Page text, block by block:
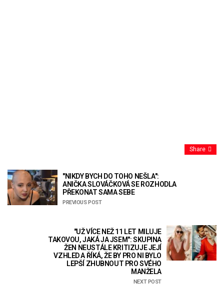
Share
"NIKDY BYCH DO TOHO NEŠLA":
ANIČKA SLOVÁČKOVÁ SE ROZHODLA
PŘEKONAT SAMA SEBE
PREVIOUS POST
"UŽ VÍCE NEŽ 11 LET MILUJE
TAKOVOU, JAKÁ JA JSEM": SKUPINA
ŽEN NEUSTÁLE KRITIZUJE JEJÍ
VZHLED A ŘÍKÁ, ŽE BY PRO NI BYLO
LEPŠÍ ZHUBNOUT PRO SVÉHO
MANŽELA
NEXT POST